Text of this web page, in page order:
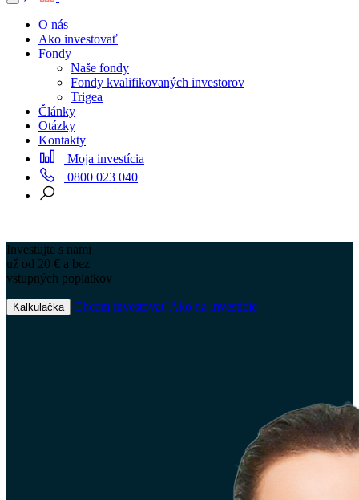
Toggle
navigationO nás
Ako investovať
Fondy
Naše fondy
Fondy kvalifikovaných investorov
Trigea
Články
Otázky
Kontakty
Moja investícia
0800 023 040
Investujte s nami
už od 20 € a bez
vstupných poplatkov
Kalkulačka Chcem investovať Ako na investície